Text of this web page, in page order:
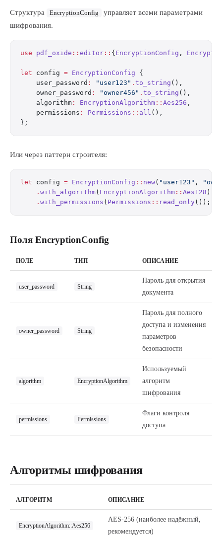
Структура EncryptionConfig
управляет всеми параметрами
шифрования.
use pdf_oxide :: editor :: { EncryptionConfig ,
let config = EncryptionConfig {
    user_password
: "user123" . to_string (),
    owner_password
: "owner456" . to_string (),
    algorithm
: EncryptionAlgorithm :: Aes256 ,
    permissions
: Permissions :: all (),
};
Или через паттерн строителя:
let config = EncryptionConfig :: new( "user123" ,
    .
with_algorithm( EncryptionAlgorithm :: Aes128 )
    .
with_permissions ( Permissions :: read_only ());
Поля EncryptionConfig
ПОЛЕ ТИП ОПИСАНИЕ
user_password String
Пароль для открытия
документа
owner_password String
Пароль для полного
доступа и изменения
параметров
безопасности
algorithm EncryptionAlgorithm
Используемый
алгоритм
шифрования
permissions Permissions
Флаги контроля
доступа
Алгоритмы шифрования
АЛГОРИТМ ОПИСАНИЕ
EncryptionAlgorithm::Aes256
AES-256 (наиболее надёжный,
рекомендуется)